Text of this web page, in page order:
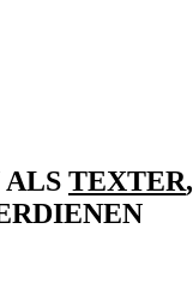
ALS TEXTER,